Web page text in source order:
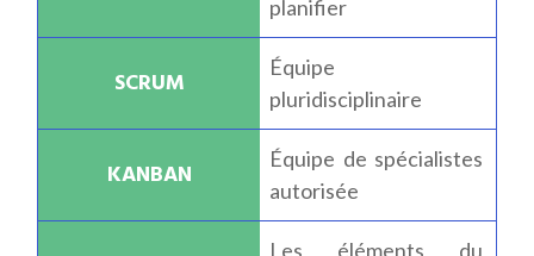
planifier
Équipe
pluridisciplinaire
Équipe de spécialistes
autorisée
Les éléments du